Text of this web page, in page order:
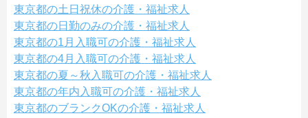
東京都の土日祝休の介護・福祉求人
東京都の日勤のみの介護・福祉求人
東京都の1月入職可の介護・福祉求人
東京都の4月入職可の介護・福祉求人
東京都の夏～秋入職可の介護・福祉求人
東京都の年内入職可の介護・福祉求人
東京都のブランクOKの介護・福祉求人